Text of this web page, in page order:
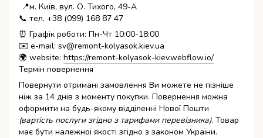
📍м. Київ, вул. О. Тихого, 49-А
📞 тел. +38 (099) 168 87 47
⏰ Графік роботи: Пн-Чт 10:00-18:00
✉️ e-mail: sv@remont-kolyasok.kiev.ua
🌍 website: https://remont-kolyasok-kiev.webflow.io/
Термін повернення
Повернути отримані замовлення Ви можете не пізніше
ніж за 14 днів з моменту покупки. Повернення можна
оформити на будь-якому відділенні Нової Пошти
(вартість послуги згідно з тарифами перевізника). Товар
має бути належної якості згідно з законом України.